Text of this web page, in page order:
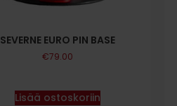
SEVERNE EURO PIN BASE
€79.00
Lisää ostoskoriin